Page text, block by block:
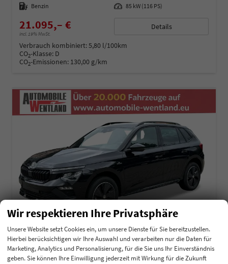
Kraftstoff Benzin Leistung 85 kW (116 PS)
21.095,– €
incl. 19% MwSt.
Details
Verbrauch kombiniert:5,80 l/100km
CO2-Klasse: D
CO2-Emissionen: 130,00 g/km
Skoda Kamiq
Wir respektieren Ihre Privatsphäre
Unsere Website setzt Cookies ein, um unsere Dienste für Sie bereitzustellen.
Hierbei berücksichtigen wir Ihre Auswahl und verarbeiten nur die Daten für
Marketing, Analytics und Personalisierung, für die Sie uns Ihr Einverständnis
geben. Sie können Ihre Einwilligung jederzeit mit Wirkung für die Zukunft